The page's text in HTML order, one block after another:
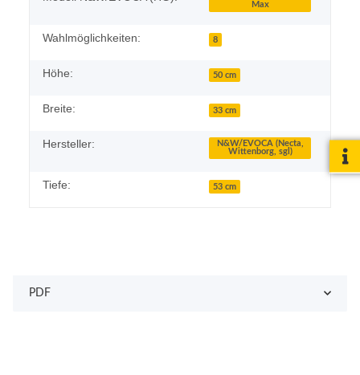
Max
Wahlmöglichkeiten: 8
Höhe: 50 cm
Breite: 33 cm
Hersteller:
N&W/EVOCA (Necta,
Wittenborg, sgl)
Tiefe: 53 cm
PDF